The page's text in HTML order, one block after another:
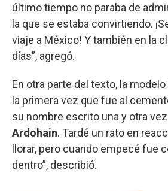
último tiempo no paraba de
la que se estaba convirtiendo.
viaje a México! Y también en la
días”, agregó.
En otra parte del texto, la
la primera vez que fue al
su nombre escrito una y otra
Ardohain. Tardé un rato en
llorar, pero cuando empecé fue
dentro”, describió.